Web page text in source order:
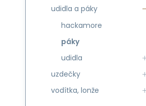
udidla a páky
hackamore
páky
udidla
uzdečky
vodítka, lonže